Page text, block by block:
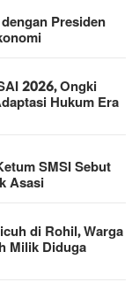
Presiden
2026, Ongki
Hukum Era
SMSI Sebut
Asasi
di Rohil, Warga
Milik Diduga